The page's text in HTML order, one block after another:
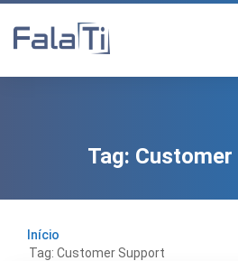
Tag:
Início
Tag: Customer Support